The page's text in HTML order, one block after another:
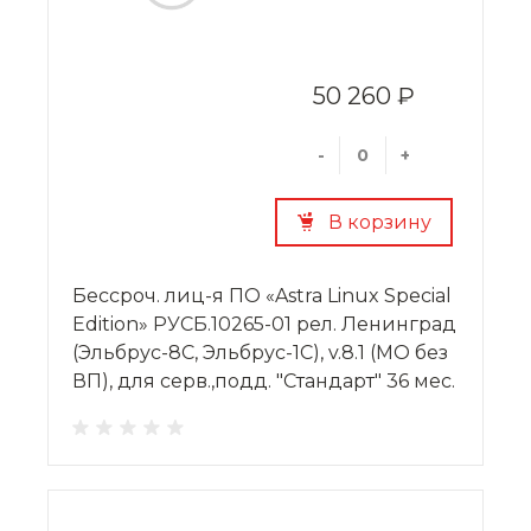
50 260 ₽
- +
В корзину
Бессроч. лиц-я ПО «Astra Linux Special
Edition» РУСБ.10265-01 рел. Ленинград
(Эльбрус-8С, Эльбрус-1С), v.8.1 (МО без
ВП), для серв.,подд. "Стандарт" 36 мес.